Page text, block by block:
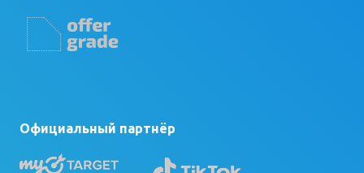
Официальный партнёр